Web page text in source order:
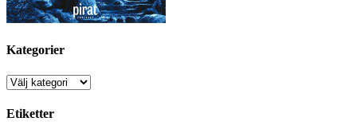
Kategorier
Kategorier
Etiketter